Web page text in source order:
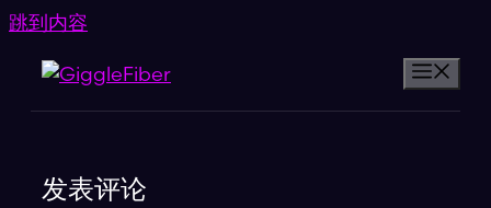
跳到内容
发表评论